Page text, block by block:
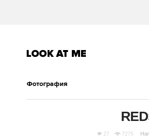
Фотография
27 7275